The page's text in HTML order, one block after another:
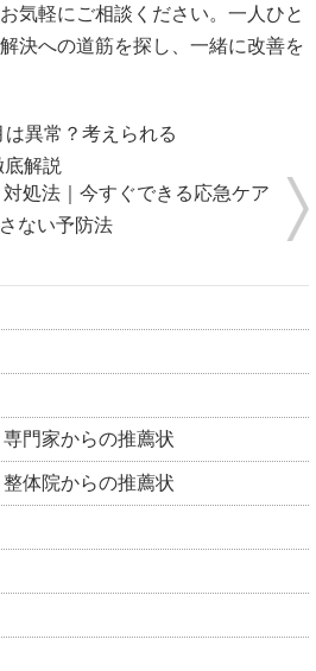
気軽にご相談ください。一人ひと
決への道筋を探し、一緒に改善を
異常？考えられる
解説
処法｜今すぐできる応急ケア
ない予防法
門家からの推薦状
体院からの推薦状